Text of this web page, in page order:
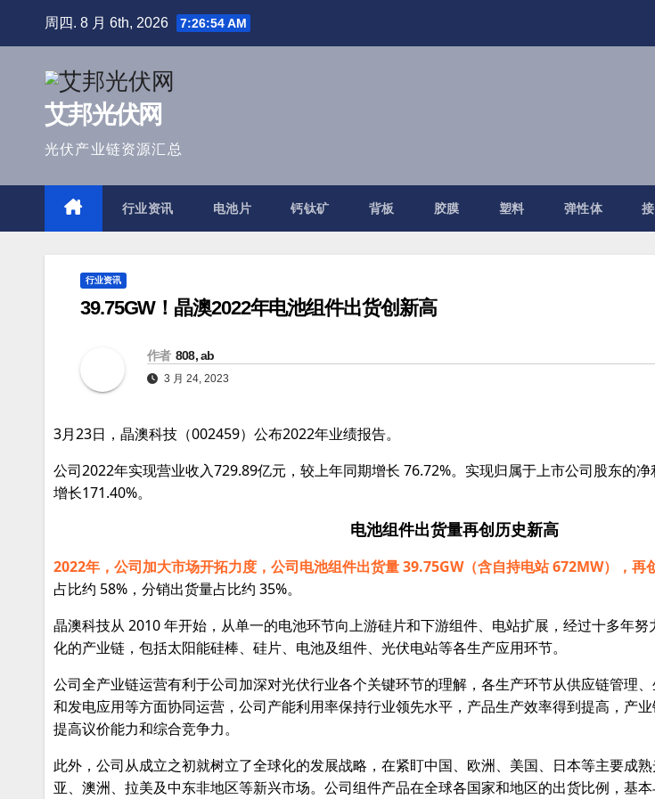
周四. 8 月 6th, 2026 7:26:55 AM
艾邦光伏网
光伏产业链资源汇总
行业资讯 电池片 钙钛矿 背板 胶膜 塑料 弹性体
行业资讯
39.75GW！晶澳2022年电池组件出货创新高
作者 808, ab
3 月 24, 2023
3月23日，晶澳科技（002459）公布2022年业绩报告。
公司2022年实现营业收入729.89亿元，较上年同期增长 76.72%。实现归属于上市公司股东的
增长171.40%。
电池组件出货量再创历史新高
2022年，公司加大市场开拓力度，公司电池组件出货量 39.75GW（含自持电站 672MW），再
占比约 58%，分销出货量占比约 35%。
晶澳科技从 2010 年开始，从单一的电池环节向上游硅片和下游组件、电站扩展，经过十多年
化的产业链，包括太阳能硅棒、硅片、电池及组件、光伏电站等各生产应用环节。
公司全产业链运营有利于公司加深对光伏行业各个关键环节的理解，各生产环节从供应链管理
和发电应用等方面协同运营，公司产能利用率保持行业领先水平，产品生产效率得到提高，产
提高议价能力和综合竞争力。
此外，公司从成立之初就树立了全球化的发展战略，在紧盯中国、欧洲、美国、日本等主要成
亚、澳洲、拉美及中东非地区等新兴市场。公司组件产品在全球各国家和地区的出货比例，基